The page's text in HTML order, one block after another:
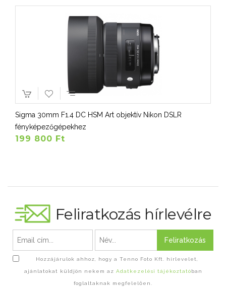
Sigma 30mm F1.4 DC HSM Art objektív Nikon DSLR
fényképezőgépekhez
199 800 Ft
Feliratkozás hírlevélre
Feliratkozás
Hozzájárulok ahhoz, hogy a Tenno Foto Kft. hírlevelet,
ajánlatokat küldjön nekem az Adatkezelési tájékoztatóban
foglaltaknak megfelelően.